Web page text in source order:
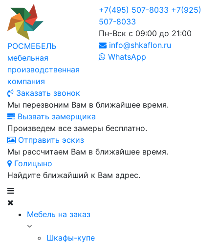
РОСМЕБЕЛЬ
мебельная
производственная
компания
+7(495) 507-8033 +7(925)
507-8033
Пн-Вск с 09:00 до 21:00
info@shkaflon.ru
WhatsApp
Заказать звонок
Мы перезвоним Вам в ближайшее время.
Вызвать замерщика
Произведем все замеры бесплатно.
Отправить эскиз
Мы рассчитаем Вам в ближайшее время.
Голицыно
Найдите ближайший к Вам адрес.
Мебель на заказ
Шкафы-купе